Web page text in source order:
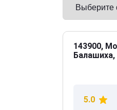
143900,
5.0